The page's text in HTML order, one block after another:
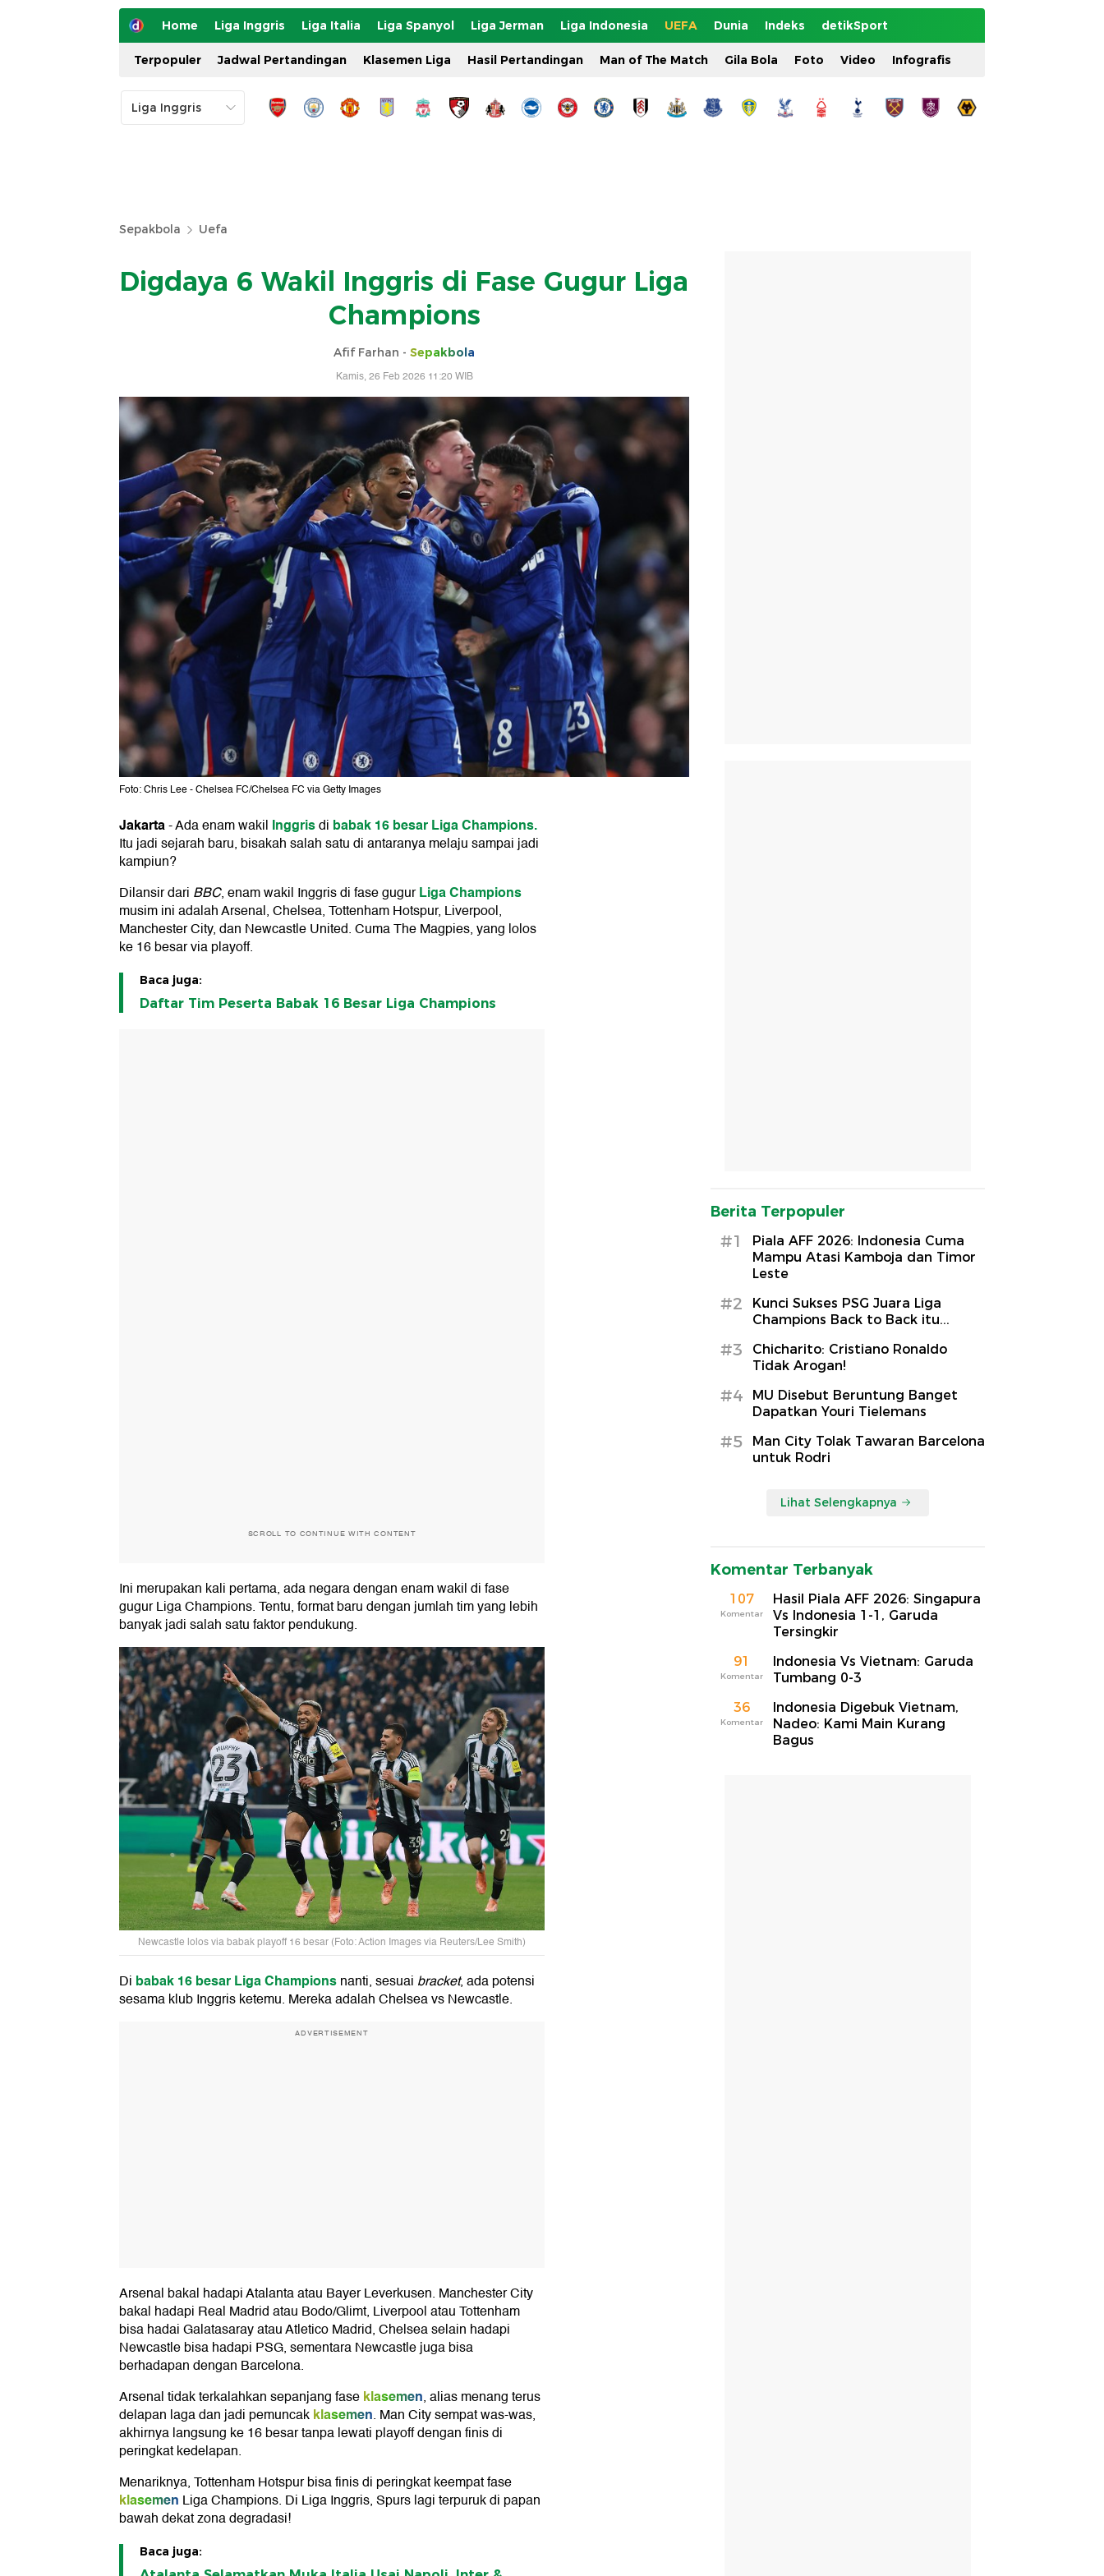
Home Liga Inggris Liga Italia Liga Spanyol Liga Jerman Liga Indonesia UEFA Dunia Indeks detikSport
Terpopuler Jadwal Pertandingan Klasemen Liga Hasil Pertandingan Man of The Match Gila Bola Foto Video Infografis
Sepakbola Uefa
Digdaya 6 Wakil Inggris di Fase Gugur Liga
Champions
Afif Farhan - Sepakbola
Kamis, 26 Feb 2026 11:20 WIB
Foto: Chris Lee - Chelsea FC/Chelsea FC via Getty Images
Jakarta-Ada enam wakil Inggrisdi babak 16 besar Liga Champions.
Itu jadi sejarah baru, bisakah salah satu di antaranya melaju sampai jadi
kampiun?
Dilansir dari BBC, enam wakil Inggris di fase gugurLiga Champions
musim ini adalah Arsenal, Chelsea, Tottenham Hotspur, Liverpool,
Manchester City, dan Newcastle United. Cuma The Magpies, yang lolos
ke 16 besar via playoff.
Baca juga:
Daftar Tim Peserta Babak 16 Besar Liga Champions
SCROLL TO CONTINUE WITH CONTENT
Ini merupakan kali pertama, ada negara dengan enam wakil di fase
gugur Liga Champions. Tentu, format baru dengan jumlah tim yang lebih
banyak jadi salah satu faktor pendukung.
Newcastle lolos via babak playoff 16 besar (Foto: Action Images via Reuters/Lee Smith)
Di babak 16 besar Liga Championsnanti, sesuai bracket, ada potensi
sesama klub Inggris ketemu. Mereka adalah Chelsea vs Newcastle.
ADVERTISEMENT
Arsenal bakal hadapi Atalanta atau Bayer Leverkusen. Manchester City
bakal hadapi Real Madrid atau Bodo/Glimt, Liverpool atau Tottenham
bisa hadai Galatasaray atau Atletico Madrid, Chelsea selain hadapi
Newcastle bisa hadapi PSG, sementara Newcastle juga bisa
berhadapan dengan Barcelona.
Arsenal tidak terkalahkan sepanjang faseklasemen, alias menang terus
delapan laga dan jadi pemuncakklasemen. Man City sempat was-was,
akhirnya langsung ke 16 besar tanpa lewati playoff dengan finis di
peringkat kedelapan.
Menariknya, Tottenham Hotspur bisa finis di peringkat keempat fase
klasemen Liga Champions. Di Liga Inggris, Spurs lagi terpuruk di papan
bawah dekat zona degradasi!
Baca juga:
Berita Terpopuler
#1
Piala AFF 2026: Indonesia Cuma
Mampu Atasi Kamboja dan Timor
Leste
#2
Kunci Sukses PSG Juara Liga
Champions Back to Back itu...
#3
Chicharito: Cristiano Ronaldo
Tidak Arogan!
#4
MU Disebut Beruntung Banget
Dapatkan Youri Tielemans
#5
Man City Tolak Tawaran Barcelona
untuk Rodri
Lihat Selengkapnya
Komentar Terbanyak
107
Komentar
Hasil Piala AFF 2026: Singapura
Vs Indonesia 1-1, Garuda
Tersingkir
91
Komentar
Indonesia Vs Vietnam: Garuda
Tumbang 0-3
36
Komentar
Indonesia Digebuk Vietnam,
Nadeo: Kami Main Kurang
Bagus